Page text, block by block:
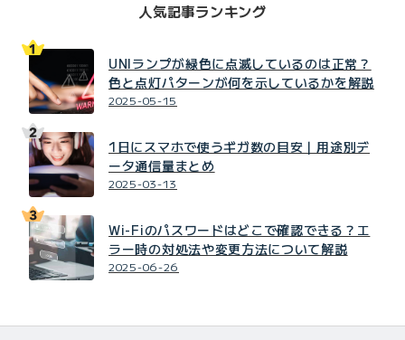
人気記事ランキング
UNIランプが緑色に点滅しているのは正常？
色と点灯パターンが何を示しているかを解説
2025-05-15
1日にスマホで使うギガ数の目安｜用途別デ
ータ通信量まとめ
2025-03-13
Wi-Fiのパスワードはどこで確認できる？エ
ラー時の対処法や変更方法について解説
2025-06-26